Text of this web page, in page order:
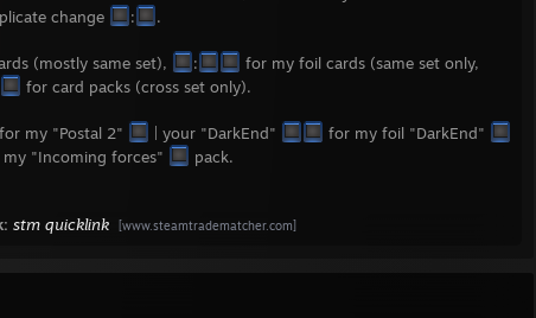
change
: .
(mostly same set), :
for my foil cards (same set only,
for card packs (cross set only).
for my "Postal 2" | your "DarkEnd"
for my foil "DarkEnd"
"Incoming forces" pack.
stm quicklink [www.steamtradematcher.com]